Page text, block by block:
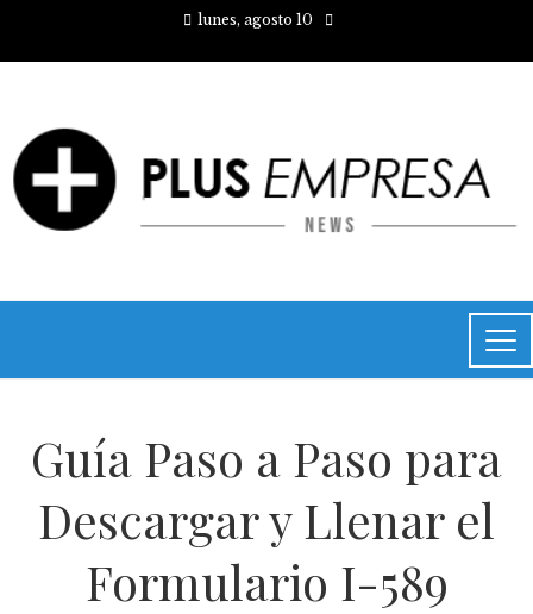
lunes, agosto 10
Guía Paso a Paso para
Descargar y Llenar el
Formulario I-589